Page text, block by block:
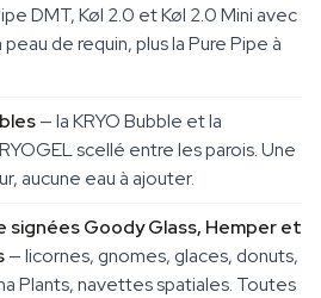
DMT, Køl 2.0 et Køl 2.0 Mini avec
de requin, plus la Pure Pipe à
— la KRYO Bubble et la
scellé entre les parois. Une
aucune eau à ajouter.
signées Goody Glass, Hemper et
— licornes, gnomes, glaces, donuts,
Plants, navettes spatiales. Toutes